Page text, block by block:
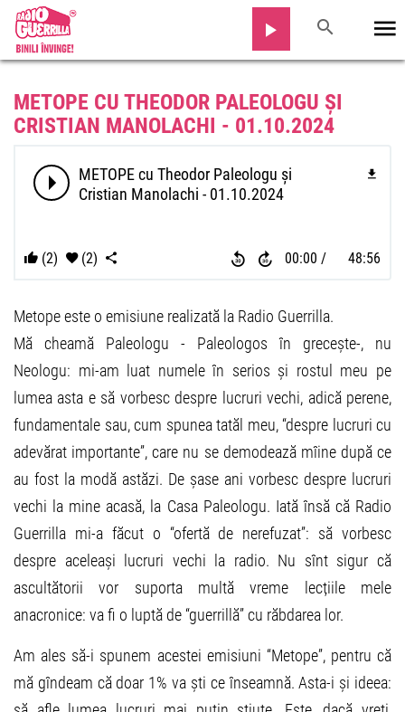
METOPE CU THEODOR PALEOLOGU ȘI
CRISTIAN MANOLACHI - 01.10.2024
00:00 48:56
METOPE cu Theodor Paleologu și
Cristian Manolachi - 01.10.2024
(2) (2)
Metope este o emisiune realizată la Radio Guerrilla.
Mă cheamă Paleologu - Paleologos în grecește-, nu
Neologu: mi-am luat numele în serios și rostul meu pe
lumea asta e să vorbesc despre lucruri vechi, adică perene,
fundamentale sau, cum spunea tatăl meu, “despre lucruri cu
adevărat importante”, care nu se demodează mîine după ce
au fost la modă astăzi. De șase ani vorbesc despre lucruri
vechi la mine acasă, la Casa Paleologu. Iată însă că Radio
Guerrilla mi-a făcut o “ofertă de nerefuzat”: să vorbesc
despre aceleași lucruri vechi la radio. Nu sînt sigur că
ascultătorii vor suporta multă vreme lecțiile mele
anacronice: va fi o luptă de “guerrillă” cu răbdarea lor.
Am ales să-i spunem acestei emisiuni “Metope”, pentru că
mă gîndeam că doar 1% va ști ce înseamnă. Asta-i și ideea: